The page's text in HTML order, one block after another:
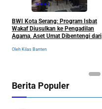
Serang
BWI Kota Serang: Program Isbat
Wakaf Diusulkan ke Pengadilan
Agama, Aset Umat Dibentengi dari
Oleh Kilas Banten
Berita Populer